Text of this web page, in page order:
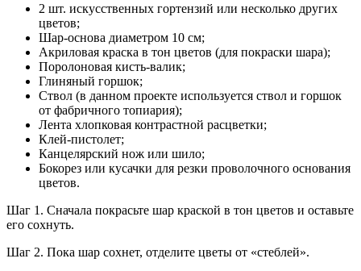
2 шт. искусственных гортензий или несколько других
цветов;
Шар-основа диаметром 10 см;
Акриловая краска в тон цветов (для покраски шара);
Поролоновая кисть-валик;
Глиняный горшок;
Ствол (в данном проекте используется ствол и горшок
от фабричного топиария);
Лента хлопковая контрастной расцветки;
Клей-пистолет;
Канцелярский нож или шило;
Бокорез или кусачки для резки проволочного основания
цветов.
Шаг 1. Сначала покрасьте шар краской в тон цветов и оставьте
его сохнуть.
Шаг 2. Пока шар сохнет, отделите цветы от «стеблей».